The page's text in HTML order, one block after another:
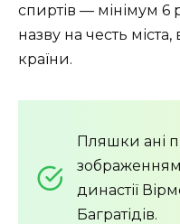
спиртів — мінімум 6
назву на честь
країни.
Пляшки ані
династії
Багратідів.